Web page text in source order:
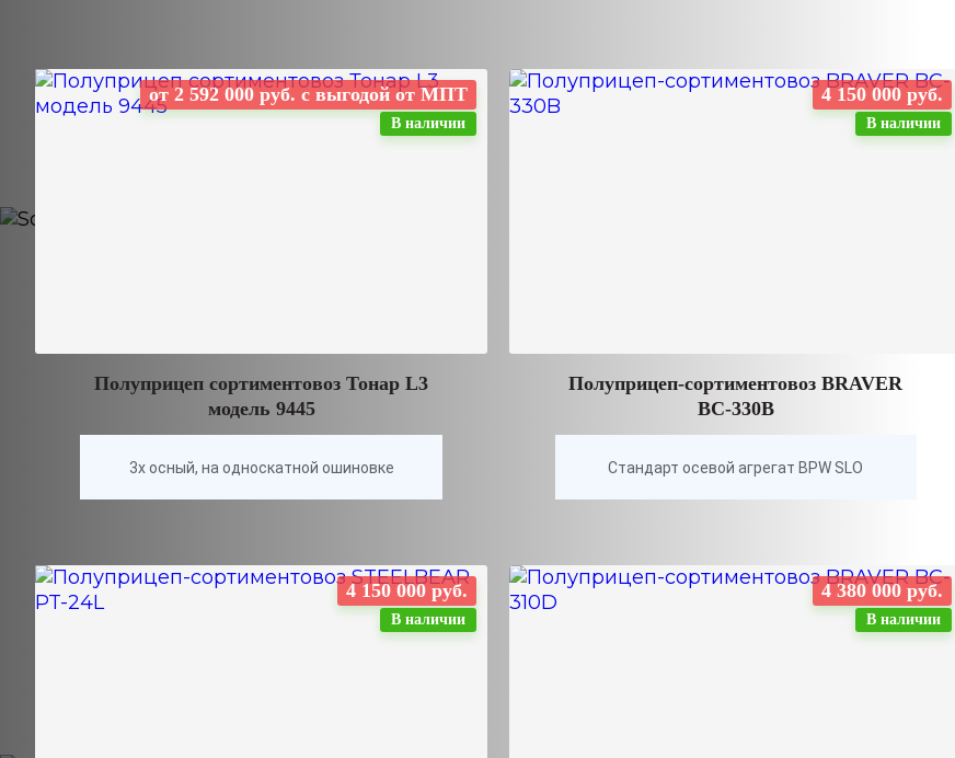
от 2 592 000 руб. с выгодой от МПТ
В наличии
Полуприцеп сортиментовоз Тонар L3
модель 9445
3х осный, на односкатной ошиновке
4 150 000 руб.
В наличии
Полуприцеп-сортиментовоз BRAVER
BC-330B
Стандарт осевой агрегат BPW SLO
4 150 000 руб.
В наличии
4 380 000 руб.
В наличии